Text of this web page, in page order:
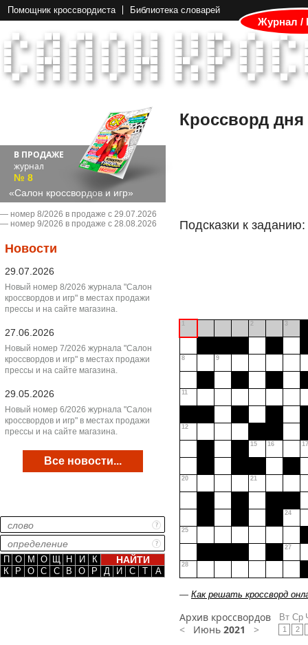
Помощник кроссвордиста Библиотека словарей
Журнал /
В ПРОДАЖЕ
журнал
№ 8
«Салон кроссвордов и игр»
― номер 8/2026 в продаже с 29.07.2026
― номер 9/2026 в продаже с 28.08.2026
Новости
29.07.2026
Новый номер 8/2026 журнала "Салон
кроссвордов и игр" в местах продажи
прессы и на сайте магазина.
27.06.2026
Новый номер 7/2026 журнала "Салон
кроссвордов и игр" в местах продажи
прессы и на сайте магазина.
29.05.2026
Новый номер 6/2026 журнала "Салон
кроссвордов и игр" в местах продажи
прессы и на сайте магазина.
Все новости...
П О М О Щ Н И
К
К
Р О С С В О Р Д И С Т А
Кроссворд дня
Подсказки к заданию:
1 2 3
8 9
11
12
15 16 17
20 21
24
25
27
28
— Как решать кроссворд
Архив кроссвордов
< Июнь 2021 >
Вт
1
Ср
2